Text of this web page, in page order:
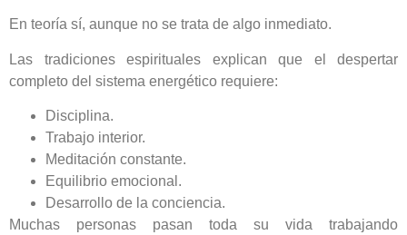
En teoría sí, aunque no se trata de algo inmediato.
Las tradiciones espirituales explican que el despertar
completo del sistema energético requiere:
Disciplina.
Trabajo interior.
Meditación constante.
Equilibrio emocional.
Desarrollo de la conciencia.
Muchas personas pasan toda su vida trabajando